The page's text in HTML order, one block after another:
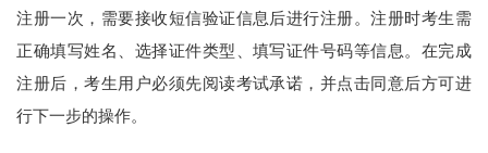
注册一次，需要接收短信验证信息后进行注册。注册时考生需
正确填写姓名、选择证件类型、填写证件号码等信息。在完成
注册后，考生用户必须先阅读考试承诺，并点击同意后方可进
行下一步的操作。